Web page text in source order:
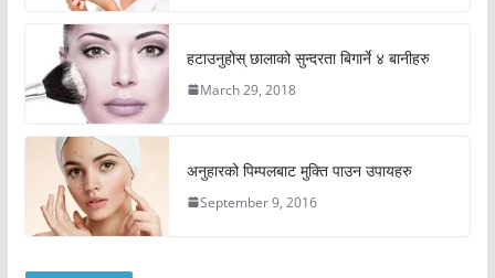
हटाउनुहोस् छालाको सुन्दरता बिगार्ने ४ बानीहरु
March 29, 2018
अनुहारको पिम्पलबाट मुक्ति पाउन उपायहरु
September 9, 2016